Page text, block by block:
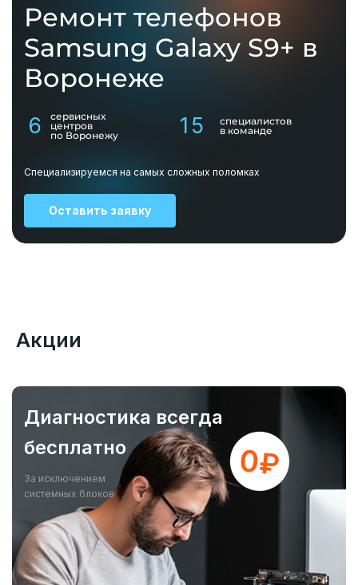
Ремонт телефонов
Samsung Galaxy S9+ в
Воронеже
6
сервисных
центров
по Воронежу
15
специалистов
в команде
Специализируемся на самых сложных поломках
Оставить заявку
Акции
Диагностика всегда
бесплатно
За исключением
системных блоков